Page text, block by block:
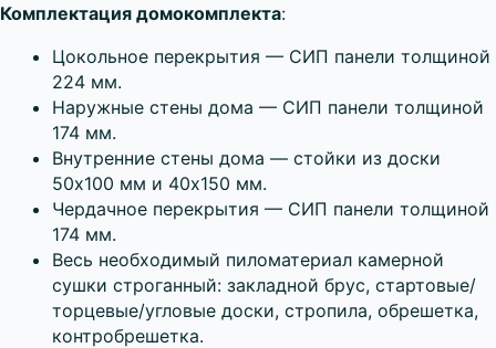
Комплектация домокомплекта:
Цокольное перекрытия — СИП панели толщиной
224 мм.
Наружные стены дома — СИП панели толщиной
174 мм.
Внутренние стены дома — стойки из доски
50х100 мм и 40х150 мм.
Чердачное перекрытия — СИП панели толщиной
174 мм.
Весь необходимый пиломатериал камерной
сушки строганный: закладной брус, стартовые/
торцевые/угловые доски, стропила, обрешетка,
контробрешетка.